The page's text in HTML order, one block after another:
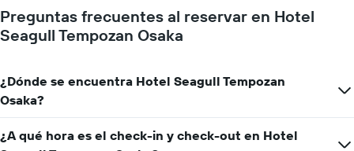
X
que
días
de
la
semana.
El
Preguntas frecuentes al reservar en Hotel
Seagull Tempozan Osaka
¿Dónde se encuentra Hotel Seagull Tempozan
Osaka?
¿A qué hora es el check-in y check-out en Hotel